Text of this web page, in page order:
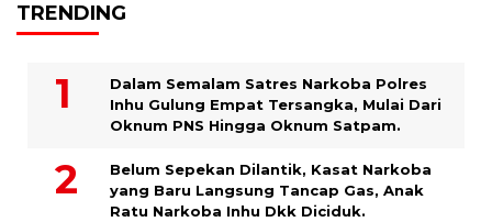
TRENDING
Dalam Semalam Satres Narkoba Polres
Inhu Gulung Empat Tersangka, Mulai Dari
Oknum PNS Hingga Oknum Satpam.
Belum Sepekan Dilantik, Kasat Narkoba
yang Baru Langsung Tancap Gas, Anak
Ratu Narkoba Inhu Dkk Diciduk.